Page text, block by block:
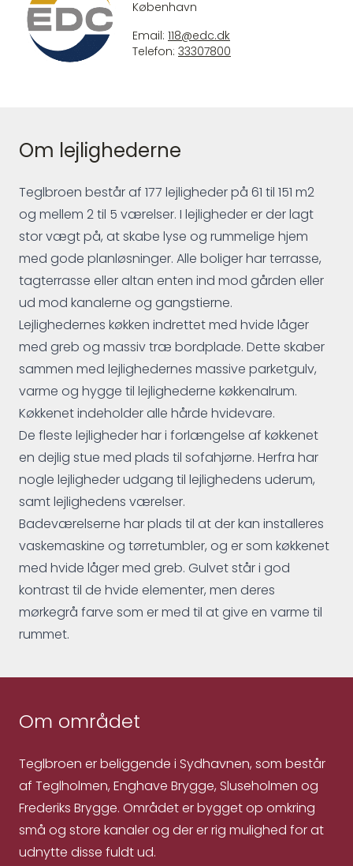
København
Email: 118@edc.dk
Telefon: 33307800
Om lejlighederne
Teglbroen består af 177 lejligheder på 61 til 151 m2
og mellem 2 til 5 værelser. I lejligheder er der lagt
stor vægt på, at skabe lyse og rummelige hjem
med gode planløsninger. Alle boliger har terrasse,
tagterrasse eller altan enten ind mod gården eller
ud mod kanalerne og gangstierne.
Lejlighedernes køkken indrettet med hvide låger
med greb og massiv træ bordplade. Dette skaber
sammen med lejlighedernes massive parketgulv,
varme og hygge til lejlighederne køkkenalrum.
Køkkenet indeholder alle hårde hvidevare.
De fleste lejligheder har i forlængelse af køkkenet
en dejlig stue med plads til sofahjørne. Herfra har
nogle lejligheder udgang til lejlighedens uderum,
samt lejlighedens værelser.
Badeværelserne har plads til at der kan installeres
vaskemaskine og tørretumbler, og er som køkkenet
med hvide låger med greb. Gulvet står i god
kontrast til de hvide elementer, men deres
mørkegrå farve som er med til at give en varme til
rummet.
Om området
Teglbroen er beliggende i Sydhavnen, som består
af Teglholmen, Enghave Brygge, Sluseholmen og
Frederiks Brygge. Området er bygget op omkring
små og store kanaler og der er rig mulighed for at
udnytte disse fuldt ud.